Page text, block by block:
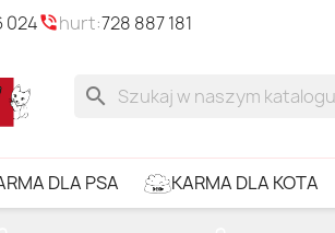
024phone_in_talkhurt:728 887 181
search
DLA PSA KARMA DLA KOTA